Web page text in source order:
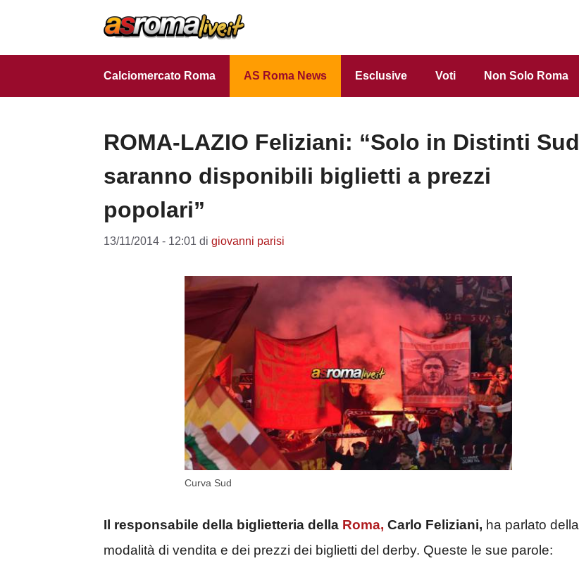
Calciomercato Roma AS Roma News Esclusive Voti Non Solo Roma
ROMA-LAZIO Feliziani: “Solo in Distinti Sud
saranno disponibili biglietti a prezzi
popolari”
13/11/2014 - 12:01 di giovanni parisi
Curva Sud
Il responsabile della biglietteria della Roma, Carlo Feliziani, ha parlato della
modalità di vendita e dei prezzi dei biglietti del derby. Queste le sue parole: